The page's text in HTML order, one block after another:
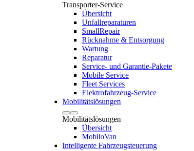
Transporter-Service
Übersicht
Unfallreparaturen
SmallRepair
Rücknahme & Entsorgung
Wartung
Reparatur
Service- und Garantie-Pakete
Mobile Service
Fleet Services
Elektrofahrzeug-Service
Mobilitätslösungen
Mobilitätslösungen
Übersicht
MobiloVan
Intelligente Fahrzeugsteuerung